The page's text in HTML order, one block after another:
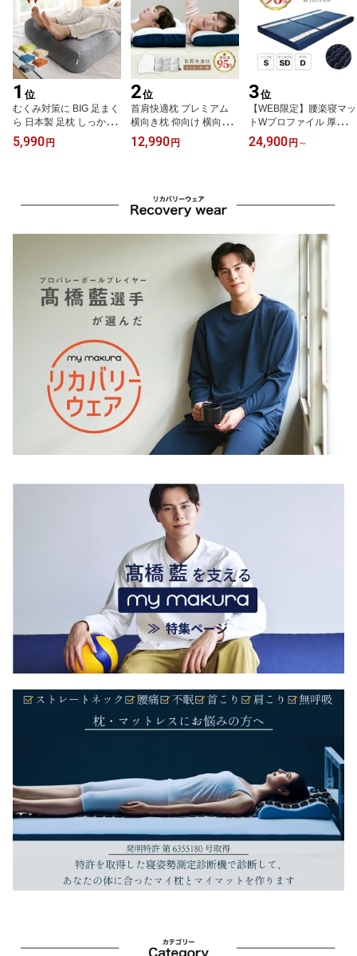
1 位
むくみ対策に BIG 足まく
ら 日本製 足枕 しっかり
支える 高反発 チップ む
くみ 腰痛 対策 高い通気
ッション 父の日 マイま
5,990円
2位
首肩快適枕 プレミアム
横向き枕 仰向け 横向き
寝 枕 首 肩 首に優しい 肩
が楽 頸椎 支える フィッ
イまくら マイ枕 mymaku
ra 父の日
12,990円
3位
【WEB限定】腰楽寝マッ
トWプロファイル 厚み12
cm マットレス シングル
サイズ(ネイビー) 数量
ン 不眠 睡眠 改善 マイま
24,900円 ～